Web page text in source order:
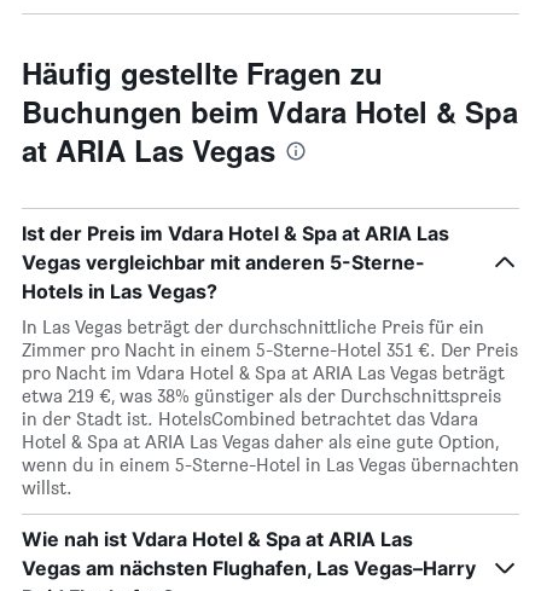
Häufig gestellte Fragen zu
Buchungen beim Vdara Hotel & Spa
at ARIA Las Vegas
Ist der Preis im Vdara Hotel & Spa at ARIA Las
Vegas vergleichbar mit anderen 5-Sterne-
Hotels in Las Vegas?
In Las Vegas beträgt der durchschnittliche Preis für ein
Zimmer pro Nacht in einem 5-Sterne-Hotel 351 €. Der Preis
pro Nacht im Vdara Hotel & Spa at ARIA Las Vegas beträgt
etwa 219 €, was 38% günstiger als der Durchschnittspreis
in der Stadt ist. HotelsCombined betrachtet das Vdara
Hotel & Spa at ARIA Las Vegas daher als eine gute Option,
wenn du in einem 5-Sterne-Hotel in Las Vegas übernachten
willst.
Wie nah ist Vdara Hotel & Spa at ARIA Las
Vegas am nächsten Flughafen, Las Vegas–Harry